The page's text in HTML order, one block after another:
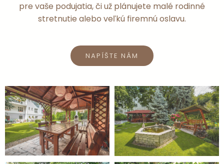
pre vaše podujatia, či už plánujete malé rodinné
stretnutie alebo veľkú firemnú oslavu.
NAPÍŠTE NÁM